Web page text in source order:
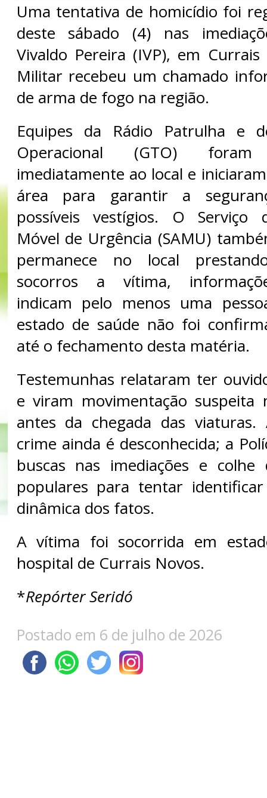
Uma tentativa de homicídio foi
deste sábado (4) nas
Vivaldo Pereira (IVP), em
Militar recebeu um chamado
de arma de fogo na região.
Equipes da Rádio Patrulha e
Operacional (GTO) foram
imediatamente ao local e
área para garantir a
possíveis vestígios. O Serviço
Móvel de Urgência (SAMU)
permanece no local
socorros a vítima,
indicam pelo menos uma
estado de saúde não foi
até o fechamento desta matéria.
Testemunhas relataram ter
e viram movimentação suspeita
antes da chegada das
crime ainda é desconhecida; a
buscas nas imediações e colhe
populares para tentar
dinâmica dos fatos.
A vítima foi socorrida em
hospital de Currais Novos.
*Repórter Seridó
Postado em 6 de julho de 2026